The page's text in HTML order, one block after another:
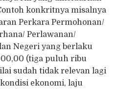
konkritnya misalnya
Perkara Permohonan/
Perlawanan/
Negeri yang berlaku
(tiga puluh ribu
sudah tidak relevan lagi
ekonomi, laju